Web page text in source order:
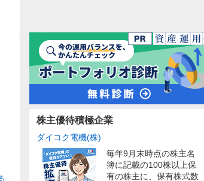
株主優待積極企業
ダイコク電機(株)
毎年9月末時点の株主名
簿に記載の100株以上保
有の株主に、保有株式数